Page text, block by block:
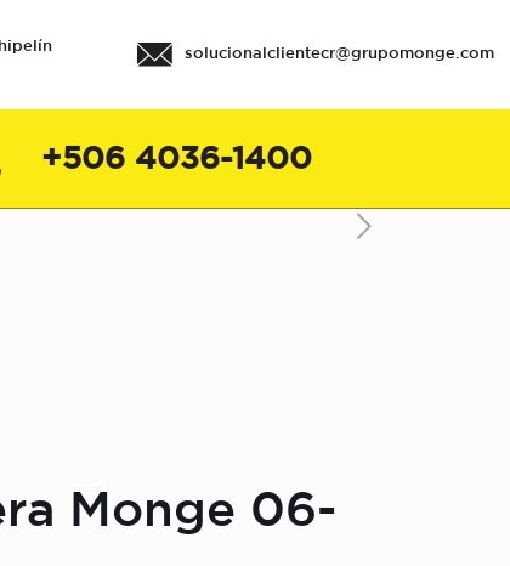
solucionalclientecr@grupomonge.com
+506 4036-1400
Monge 06-